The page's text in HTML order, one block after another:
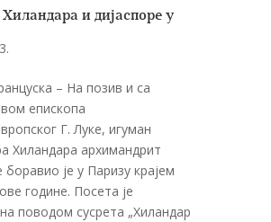
и дијаспоре у
– На позив и са
епископа
Г. Луке, игуман
Хиландара архимандрит
боравио је у Паризу крајем
године. Посета је
поводом сусрета „Хиландар